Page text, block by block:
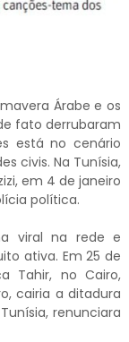
Árabe e os
fato derrubaram
está no cenário
civis. Na Tunísia,
em 4 de janeiro
política.
viral na rede e
ativa. Em 25 de
Tahir, no Cairo,
cairia a ditadura
renunciara